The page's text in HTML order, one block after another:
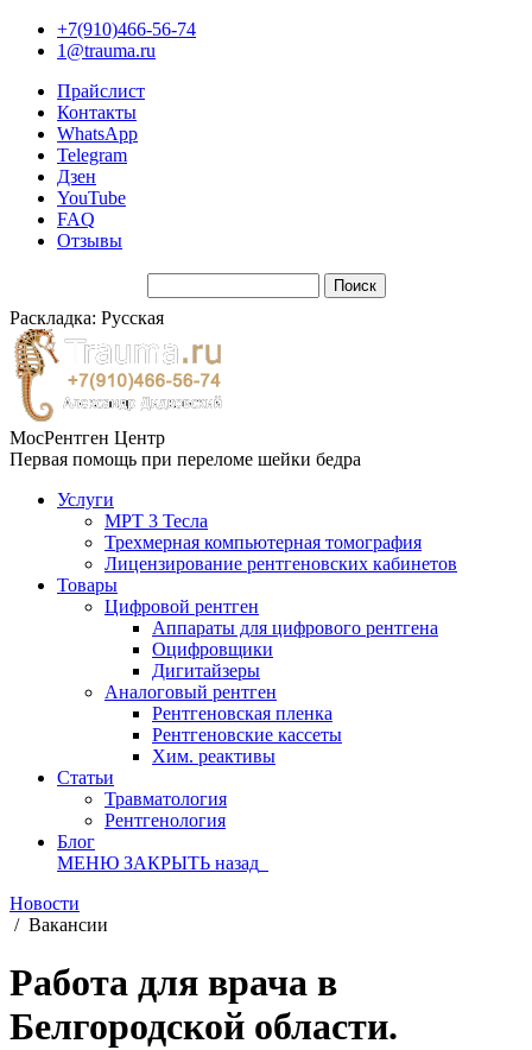
+7(910)466-56-74
1@trauma.ru
Прайслист
Контакты
WhatsApp
Telegram
Дзен
YouTube
FAQ
Отзывы
Раскладка: Русская
МосРентген Центр
Первая помощь при переломе шейки бедра
Услуги
МРТ 3 Тесла
Трехмерная компьютерная томография
Лицензирование рентгеновских кабинетов
Товары
Цифровой рентген
Аппараты для цифрового рентгена
Оцифровщики
Дигитайзеры
Аналоговый рентген
Рентгеновская пленка
Рентгеновские кассеты
Хим. реактивы
Статьи
Травматология
Рентгенология
Блог
МЕНЮ ЗАКРЫТЬ назад
Новости
/ Вакансии
Работа для врача в
Белгородской области.